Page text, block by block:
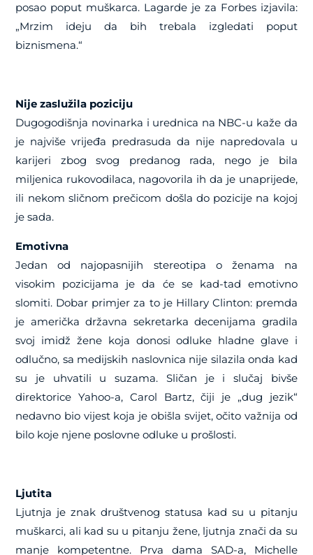
posao poput muškarca. Lagarde je za Forbes izjavila:
„Mrzim ideju da bih trebala izgledati poput
biznismena.“
Nije zaslužila poziciju
Dugogodišnja novinarka i urednica na NBC-u kaže da
je najviše vrijeđa predrasuda da nije napredovala u
karijeri zbog svog predanog rada, nego je bila
miljenica rukovodilaca, nagovorila ih da je unaprijede,
ili nekom sličnom prečicom došla do pozicije na kojoj
je sada.
Emotivna
Jedan od najopasnijih stereotipa o ženama na
visokim pozicijama je da će se kad-tad emotivno
slomiti. Dobar primjer za to je Hillary Clinton: premda
je američka državna sekretarka decenijama gradila
svoj imidž žene koja donosi odluke hladne glave i
odlučno, sa medijskih naslovnica nije silazila onda kad
su je uhvatili u suzama. Sličan je i slučaj bivše
direktorice Yahoo-a, Carol Bartz, čiji je „dug jezik“
nedavno bio vijest koja je obišla svijet, očito važnija od
bilo koje njene poslovne odluke u prošlosti.
Ljutita
Ljutnja je znak društvenog statusa kad su u pitanju
muškarci, ali kad su u pitanju žene, ljutnja znači da su
manje kompetentne. Prva dama SAD-a, Michelle